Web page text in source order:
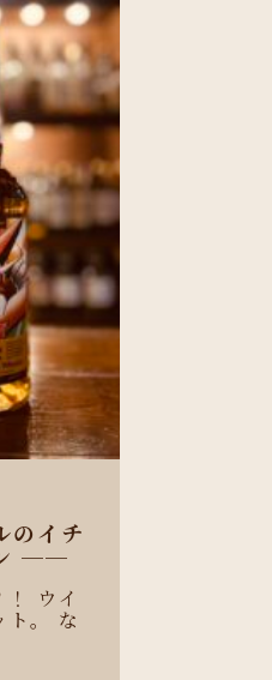
のイチ
──
ウイ
ト。 な